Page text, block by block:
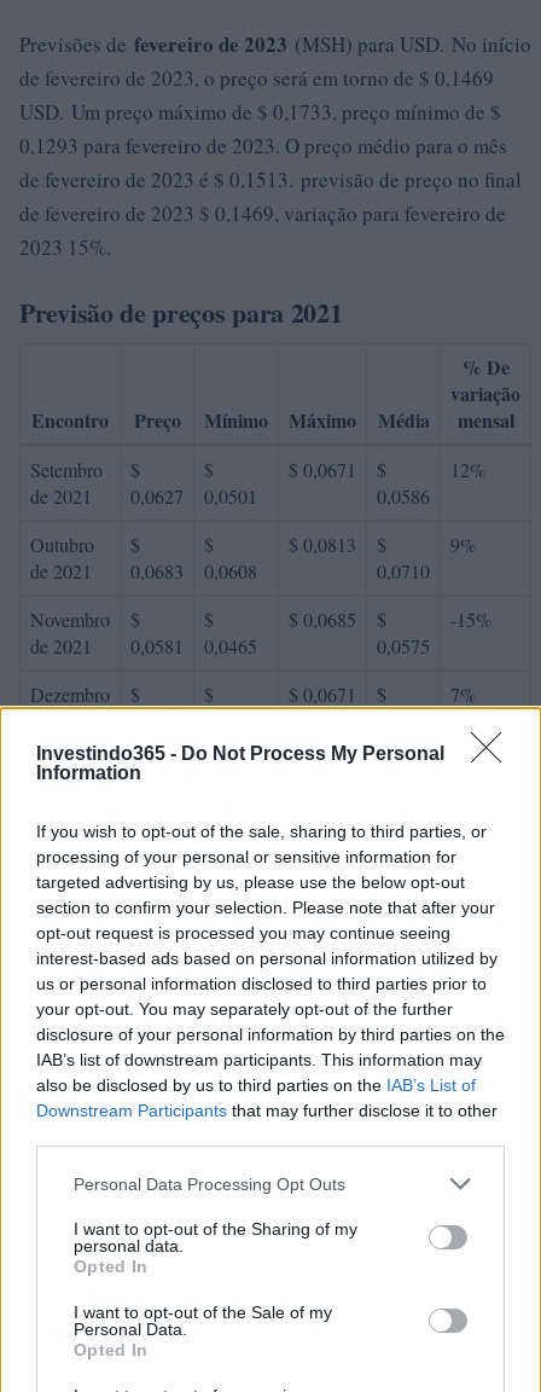
Investindo365 - Do Not Process My Personal
Information
If you wish to opt-out of the sale, sharing to third parties, or
processing of your personal or sensitive information for
targeted advertising by us, please use the below opt-out
section to confirm your selection. Please note that after your
opt-out request is processed you may continue seeing
interest-based ads based on personal information utilized by
us or personal information disclosed to third parties prior to
your opt-out. You may separately opt-out of the further
disclosure of your personal information by third parties on the
IAB’s list of downstream participants. This information may
also be disclosed by us to third parties on the IAB’s List of
Downstream Participants that may further disclose it to other
Please note that this website/app uses one or more Google
not limited to your visit or usage behaviour. You may click to
grant or deny consent to Google and its third-party tags to
use your data for below specified purposes in below Google
consent section.
Personal Data Processing Opt Outs
I want to opt-out of the Sharing of my
personal data.
Opted In
I want to opt-out of the Sale of my
Personal Data.
Opted In
Previsões de fevereiro de 2023 (MSH) para USD. No início
de fevereiro de 2023, o preço será em torno de $ 0,1469
USD. Um preço máximo de $ 0,1733, preço mínimo de $
0,1293 para fevereiro de 2023. O preço médio para o mês
de fevereiro de 2023 é $ 0,1513. previsão de preço no final
de fevereiro de 2023 $ 0,1469, variação para fevereiro de
2023 15%.
Previsão de preços para 2021
Encontro Preço Mínimo Máximo Média
% De
variação
mensal
Setembro
de 2021
$
0,0627
$
0,0501
$ 0,0671
$
0,0586
12%
Outubro
de 2021
$
0,0683
$
0,0608
$ 0,0813
$
0,0710
9%
Novembro
de 2021
$
0,0581
$
0,0465
$ 0,0685
$
0,0575
-15%
Dezembro
$
$
$ 0,0671
$
7%
Previsão de preços para 2022
Encontro Preço Mínimo Máximo Média
% De
variação
mensal
Janeiro de
2022
$
0,0590
$
0,0525
$ 0,0697
$
0,0611
-5%
Fevereiro
de 2022
$
0,0602
0,0512
$ 0,0668
$
0,0590
Março de
$
$ 0,0742 9%
Abril de
$
$ 0,0867 12%
Maio de
$
0,0706
-4%
Junho de
$
0,0741
$
$ 0,0882 5%